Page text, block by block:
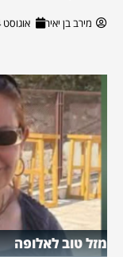
מירב בן יאיר אוגוסט 4, 2026
מזל טוב לאלופה